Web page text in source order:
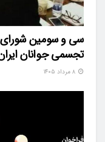
سی و سومین شورای
تجسمی جوانان